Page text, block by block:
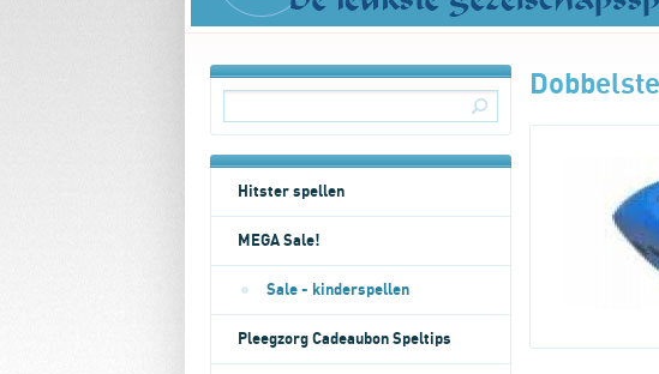
Hitster spellen
MEGA Sale!
Sale - kinderspellen
Pleegzorg Cadeaubon Speltips